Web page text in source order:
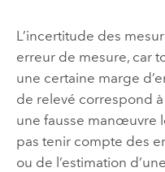
L’incertitude des
erreur de mesure, car
une certaine marge
de relevé correspond
une fausse manœuvre
pas tenir compte des
ou de l’estimation